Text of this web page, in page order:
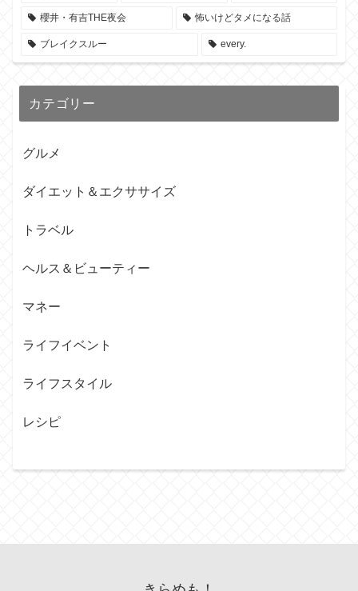
櫻井・有吉THE夜会 怖いけどタメになる話
ブレイクスルー every.
カテゴリー
グルメ
ダイエット＆エクササイズ
トラベル
ヘルス＆ビューティー
マネー
ライフイベント
ライフスタイル
レシピ